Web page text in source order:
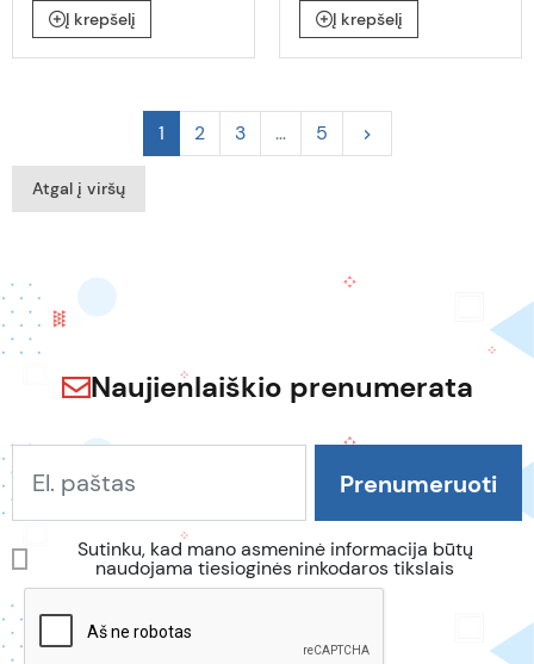
Į krepšelį Į krepšelį
1 2 3 … 5 keyboard_arrow_right
Atgal į viršų
Naujienlaiškio prenumerata
Sutinku, kad mano asmeninė informacija būtų
naudojama tiesioginės rinkodaros tikslais